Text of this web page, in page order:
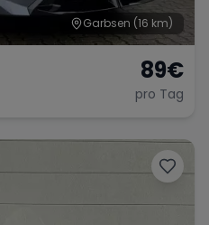
Garbsen (16 km)
89€
pro Tag